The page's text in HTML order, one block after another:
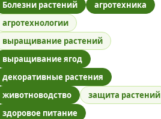
Болезни растений
агротехника
агротехнологии
выращивание растений
выращивание ягод
декоративные растения
животноводство
защита растений
здоровое питание